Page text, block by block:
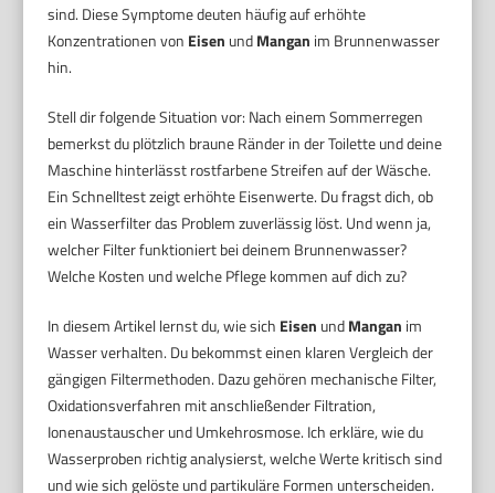
sind. Diese Symptome deuten häufig auf erhöhte
Konzentrationen von Eisen undMangan im Brunnenwasser
hin.
Stell dir folgende Situation vor: Nach einem Sommerregen
bemerkst du plötzlich braune Ränder in der Toilette und deine
Maschine hinterlässt rostfarbene Streifen auf der Wäsche.
Ein Schnelltest zeigt erhöhte Eisenwerte. Du fragst dich, ob
ein Wasserfilter das Problem zuverlässig löst. Und wenn ja,
welcher Filter funktioniert bei deinem Brunnenwasser?
Welche Kosten und welche Pflege kommen auf dich zu?
In diesem Artikel lernst du, wie sich Eisen undMangan im
Wasser verhalten. Du bekommst einen klaren Vergleich der
gängigen Filtermethoden. Dazu gehören mechanische Filter,
Oxidationsverfahren mit anschließender Filtration,
Ionenaustauscher und Umkehrosmose. Ich erkläre, wie du
Wasserproben richtig analysierst, welche Werte kritisch sind
und wie sich gelöste und partikuläre Formen unterscheiden.